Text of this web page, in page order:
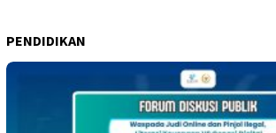
PENDIDIKAN